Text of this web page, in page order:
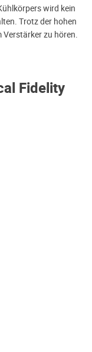
Fidelity
wird kein
Trotz der hohen
zu hören.